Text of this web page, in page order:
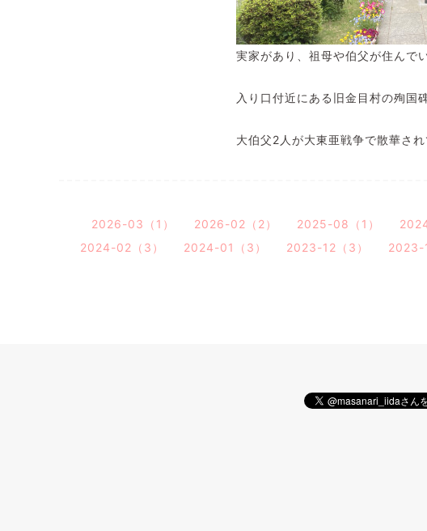
実家があり、祖母や伯父が住んで
入り口付近にある旧金目村の殉国
大伯父2人が大東亜戦争で散華され
2026-03（1） 2026-02（2） 2025-08（1）
2024-02（3）
2024-01（3） 2023-12（3） 2023-